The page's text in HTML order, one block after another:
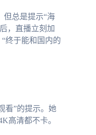
但总是提示“海
，直播立刻加
终于能和国内的
看”的提示。她
高清都不卡。